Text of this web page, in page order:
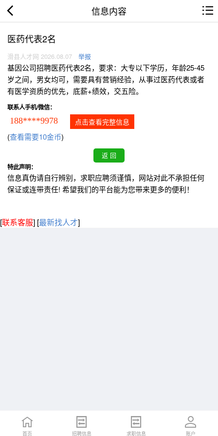
信息内容
医药代表2名
滑县人才网 2026.08.07 举报
基因公司招聘医药代表2名，要求：大专以下学历，年龄25-45
岁之间，男女均可，需要具有营销经验，从事过医药代表或者
有医学资质的优先，底薪+绩效，交五险。
联系人手机/微信：
188****9978 点击查看完整信息
(查看需要10金币)
特此声明：
信息真伪请自行辨别，求职应聘须谨慎，网站对此不承担任何
保证或连带责任! 希望我们的平台能为您带来更多的便利！
[联系客服] [最新找人才]
首页 招聘信息 求职信息 账户